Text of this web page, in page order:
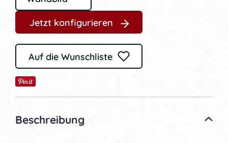
Jetzt konfigurieren
Auf die Wunschliste
Beschreibung